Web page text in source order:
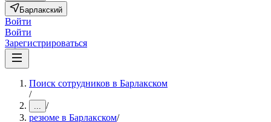
Барлакский
Войти
Войти
Зарегистрироваться
Поиск сотрудников в Барлакском
/
... /
резюме в Барлакском/